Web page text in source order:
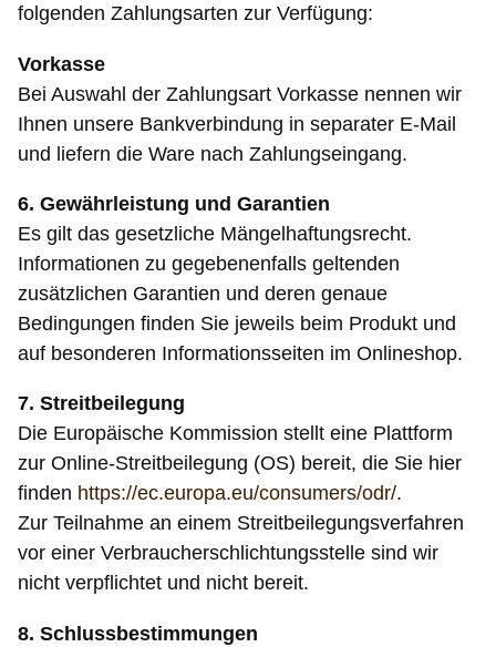
folgenden Zahlungsarten zur Verfügung:
Vorkasse
Bei Auswahl der Zahlungsart Vorkasse nennen wir
Ihnen unsere Bankverbindung in separater E-Mail
und liefern die Ware nach Zahlungseingang.
6. Gewährleistung und Garantien
Es gilt das gesetzliche Mängelhaftungsrecht.
Informationen zu gegebenenfalls geltenden
zusätzlichen Garantien und deren genaue
Bedingungen finden Sie jeweils beim Produkt und
auf besonderen Informationsseiten im Onlineshop.
7. Streitbeilegung
Die Europäische Kommission stellt eine Plattform
zur Online-Streitbeilegung (OS) bereit, die Sie hier
finden https://ec.europa.eu/consumers/odr/.
Zur Teilnahme an einem Streitbeilegungsverfahren
vor einer Verbraucherschlichtungsstelle sind wir
nicht verpflichtet und nicht bereit.
8. Schlussbestimmungen